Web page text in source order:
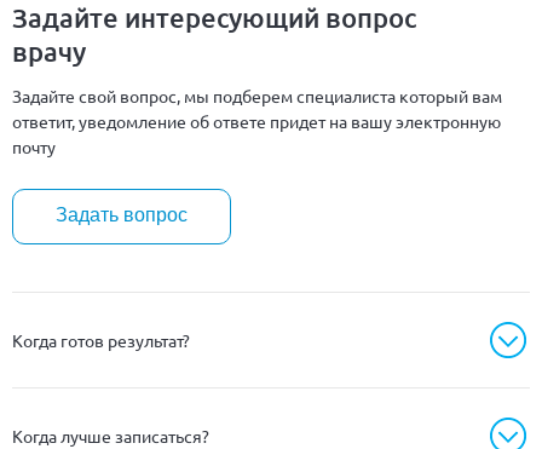
Когда готов результат?
Когда лучше записаться?
Задайте интересующий вопрос
врачу
Задайте свой вопрос, мы подберем специалиста который вам
ответит, уведомление об ответе придет на вашу электронную
почту
Задать вопрос